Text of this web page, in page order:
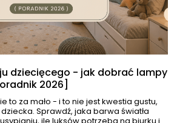
dziecięcego - jak dobrać lampy
2026]
to za mało - i to nie jest kwestia gustu,
Sprawdź, jaka barwa światła
ile luksów potrzeba na biurku i